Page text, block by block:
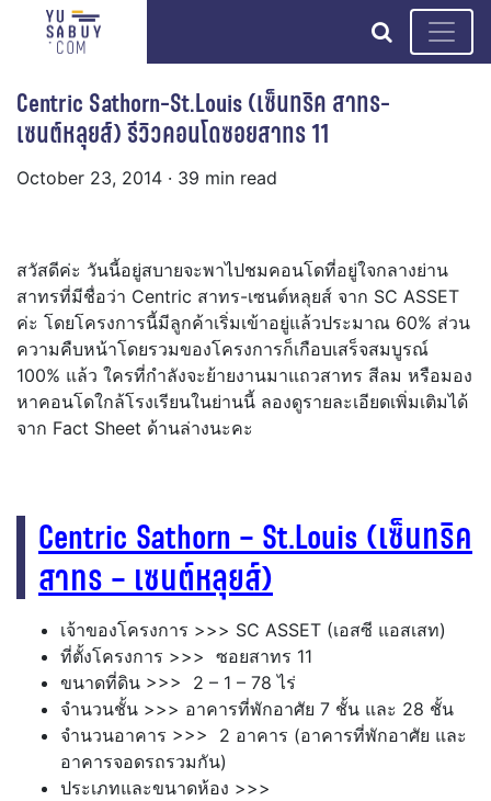
search
Centric Sathorn-St.Louis (เซ็นทริค สาทร-
เซนต์หลุยส์) รีวิวคอนโดซอยสาทร 11
October 23, 2014 · 39 min read
สวัสดีค่ะ วันนี้อยู่สบายจะพาไปชมคอนโดที่อยู่ใจกลางย่าน
สาทรที่มีชื่อว่า Centric สาทร-เซนต์หลุยส์ จาก SC ASSET
ค่ะ โดยโครงการนี้มีลูกค้าเริ่มเข้าอยู่แล้วประมาณ 60% ส่วน
ความคืบหน้าโดยรวมของโครงการก็เกือบเสร็จสมบูรณ์
100% แล้ว ใครที่กำลังจะย้ายงานมาแถวสาทร สีลม หรือมอง
หาคอนโดใกล้โรงเรียนในย่านนี้ ลองดูรายละเอียดเพิ่มเติมได้
จาก Fact Sheet ด้านล่างนะคะ
Centric Sathorn – St.Louis (เซ็นทริค
สาทร – เซนต์หลุยส์)
เจ้าของโครงการ >>> SC ASSET (เอสซี แอสเสท)
ที่ตั้งโครงการ >>> ซอยสาทร 11
ขนาดที่ดิน >>> 2 – 1 – 78 ไร่
จำนวนชั้น >>> อาคารที่พักอาศัย 7 ชั้น และ 28 ชั้น
จำนวนอาคาร >>> 2 อาคาร (อาคารที่พักอาศัย และ
อาคารจอดรถรวมกัน)
ประเภทและขนาดห้อง >>>